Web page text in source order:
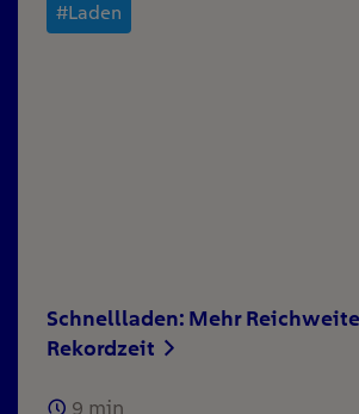
#Laden
Schnellladen: Mehr
Rekordzeit
9 min